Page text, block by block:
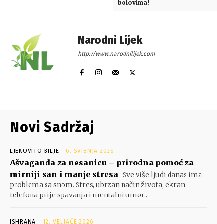
bolovima!
Narodni Lijek
http://www.narodnilijek.com
Novi Sadržaj
LJEKOVITO BILJE 6. SVIBNJA 2026.
Ašvaganda za nesanicu – prirodna pomoć za
mirniji san i manje stresa Sve više ljudi danas ima
problema sa snom. Stres, ubrzan način života, ekran
telefona prije spavanja i mentalni umor...
ISHRANA 12. VELJAČE 2026.